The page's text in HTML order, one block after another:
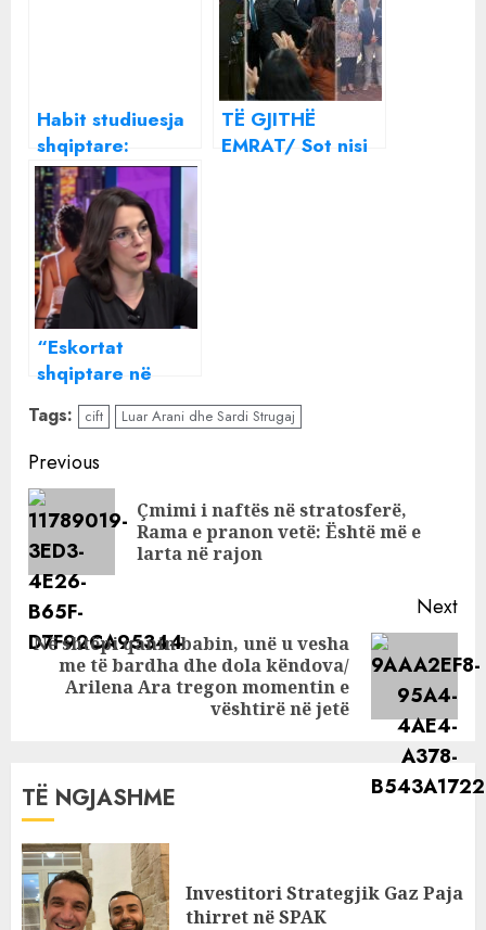
Habit studiuesja
shqiptare:
Politikanë dhe
artistë shqiptarë
janë të lidhur me
magjinë e zezë
TË GJITHË
EMRAT/ Sot nisi
“Eskortat
shqiptare në
Dubai janë
këngëtare dhe
modele”/
Gazetarja:
Paguhen 100 mijë
euro për 3 ditë
Tags: cift Luar Arani dhe Sardi Strugaj
Continue
Reading
Previous
Çmimi i naftës në stratosferë,
Rama e pranon vetë: Është më e
larta në rajon
Next
Next
post:
Në shtëpi qanin babin, unë u vesha
me të bardha dhe dola këndova/
Arilena Ara tregon momentin e
vështirë në jetë
TË NGJASHME
Investitori Strategjik Gaz Paja
thirret në SPAK